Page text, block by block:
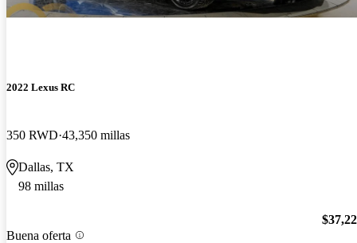
2022 Lexus RC
350 RWD 43,350 millas
Dallas, TX
98 millas
Buena oferta